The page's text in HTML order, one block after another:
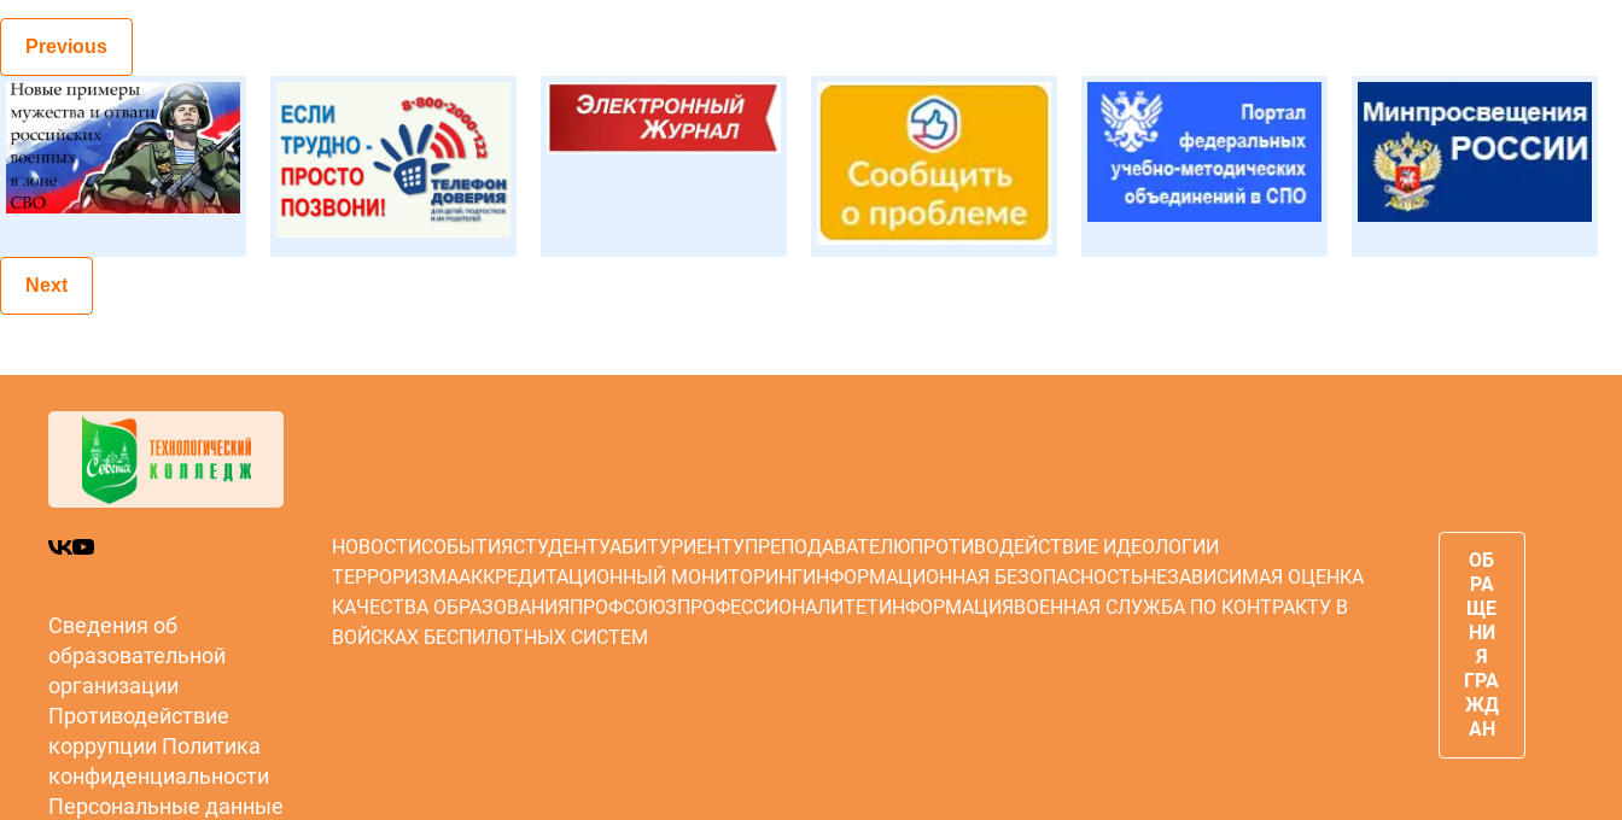
Previous
Next
Сведения об
образовательной
организации
Противодействие
коррупции Политика
конфиденциальности
Персональные данные
НОВОСТИСОБЫТИЯСТУДЕНТУАБИТУРИЕНТУПРЕПОДАВАТЕЛЮПРОТИВОДЕЙСТВИЕ ИДЕОЛОГИИ
ТЕРРОРИЗМААККРЕДИТАЦИОННЫЙ МОНИТОРИНГИНФОРМАЦИОННАЯ БЕЗОПАСНОСТЬНЕЗАВИСИМАЯ ОЦЕНКА
КАЧЕСТВА ОБРАЗОВАНИЯПРОФСОЮЗПРОФЕССИОНАЛИТЕТИНФОРМАЦИЯВОЕННАЯ СЛУЖБА ПО КОНТРАКТУ В
ВОЙСКАХ БЕСПИЛОТНЫХ СИСТЕМ
ОБ
РА
ЩЕ
НИ
Я
ГРА
ЖД
АН